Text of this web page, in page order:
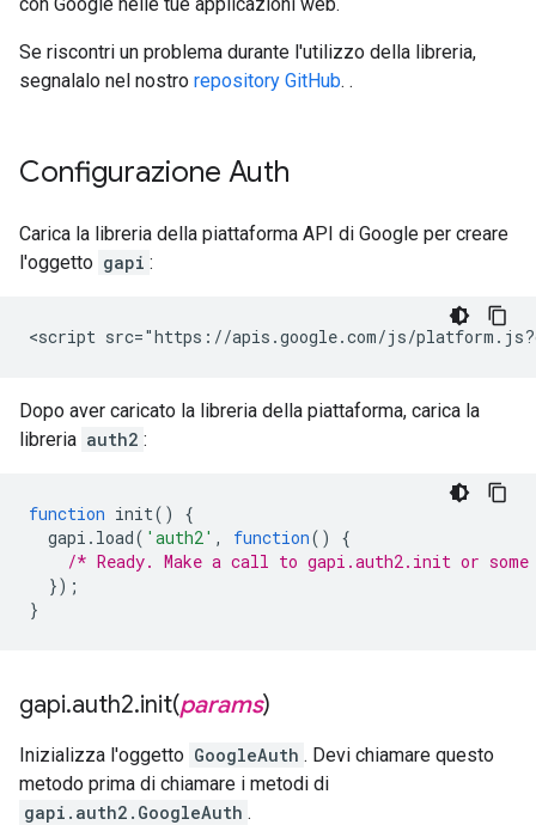
Se riscontri un problema durante l'utilizzo della libreria,
segnalalo nel nostro repository GitHub. .
Configurazione Auth
Carica la libreria della piattaforma API di Google per creare
l'oggetto gapi :
Dopo aver caricato la libreria della piattaforma, carica la
libreria auth2 :
function init()
{
gapi . load( 'auth2' , function()
{
/* Ready. Make a call to gapi.auth2.init or
});
}
gapi.auth2.init(params)
Inizializza l'oggetto GoogleAuth . Devi chiamare questo
metodo prima di chiamare i metodi di
gapi.auth2.GoogleAuth .